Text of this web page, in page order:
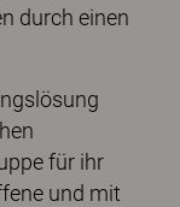
durch einen
für ihr
und mit